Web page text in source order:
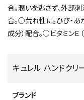
合。潤いを逃さず、外部
合。○荒れ性に。ひび・あ
成分）配合。○ビタミンＥ
キュレル ハンドクリ
ブランド